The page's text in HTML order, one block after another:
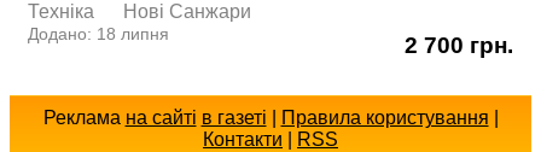
Техніка Нові Cанжари
Додано: 18 липня 2 700 грн.
Реклама на сайті в газеті Правила користування
Контакти
RSS